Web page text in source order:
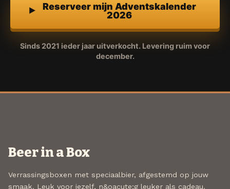
Reserveer mijn Adventskalender
2026
Sinds 2021 ieder jaar uitverkocht. Levering ruim voor
december.
Beer in a Box
Verrassingsboxen met speciaalbier, afgestemd op jouw
smaak. Leuk voor jezelf, n&oacute;g leuker als cadeau.